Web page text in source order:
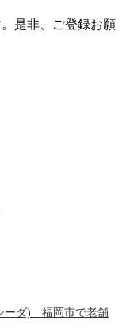
是非、ご登録お願
ーダ) 福岡市で老舗